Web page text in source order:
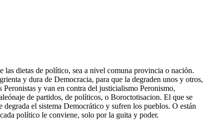
las dietas de político, sea a nivel comuna provincia o nación.
y dura de Democracia, para que la degraden unos y otros,
y van en contra del justicialismo Peronismo,
de partidos, de políticos, o Boroctotisacion. El que se
el sistema Democrático y sufren los pueblos. O están
político le conviene, solo por la guita y poder.